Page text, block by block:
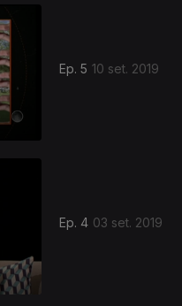
Ep. 5 10 set. 2019
Ep. 4 03 set. 2019